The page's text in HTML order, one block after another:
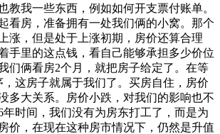
教我一些东西，例如如何开支票付账单。
看房，准备拥有一处我们俩的小窝。那个
涨，但是处于上涨初期，房价还算合理
手里的这点钱，看自己能够承担多少价位
们俩看房2个月，就把房子给定了。在等
，这房子就属于我们了。买房自住，房价
多大关系。房价小跌，对我们的影响也不
年时间，我们没有为房东打工了，而是为
价，在现在这种房市情况下，仍然是升值